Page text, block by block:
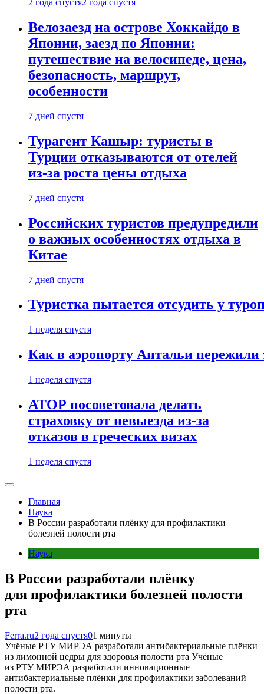
2 года спустя2 года спустя
Велозаезд на острове Хоккайдо в
Японии, заезд по Японии:
путешествие на велосипеде, цена,
безопасность, маршрут,
особенности
7 дней спустя
Турагент Кашыр: туристы в
Турции отказываются от отелей
из-за роста цены отдыха
7 дней спустя
Российских туристов предупредили
о важных особенностях отдыха в
Китае
7 дней спустя
Туристка пытается отсудить у
1 неделя спустя
Как в аэропорту Антальи
1 неделя спустя
АТОР посоветовала делать
страховку от невыезда из-за
отказов в греческих визах
1 неделя спустя
Главная
Наука
В России разработали плёнку для профилактики
болезней полости рта
Наука
В России разработали плёнку
для профилактики болезней полости
рта
Ferra.ru2 года спустя01 минуты
Учёные РТУ МИРЭА разработали антибактериальные плёнки
из лимонной цедры для здоровья полости рта Учёные
из РТУ МИРЭА разработали инновационные
антибактериальные плёнки для профилактики заболеваний
полости рта.